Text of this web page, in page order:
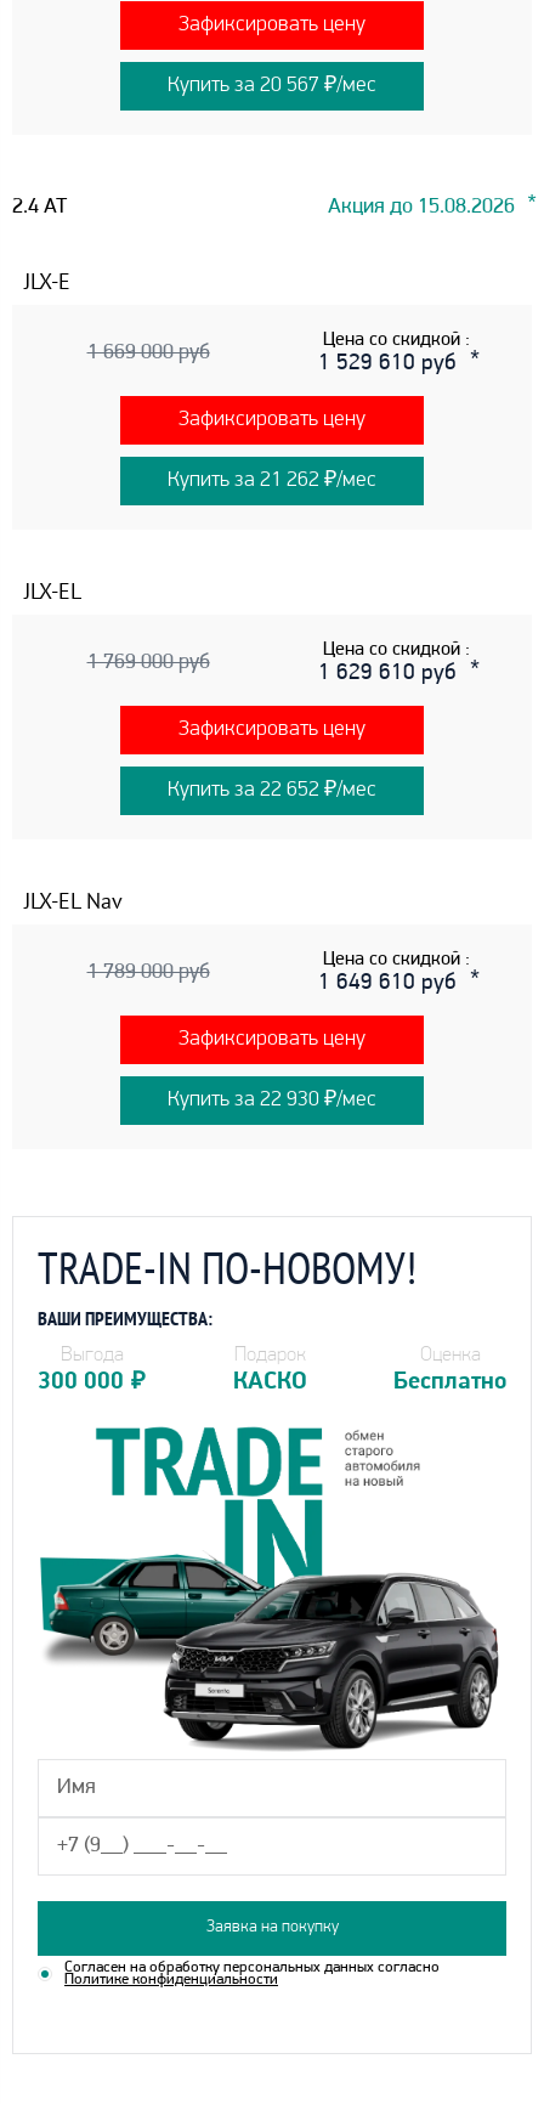
Зафиксировать цену
Купить за 20 567 ₽/мес
2.4 AT Акция до 15.08.2026
JLX-E
1 669 000 руб
Цена со скидкой :
1 529 610 руб
Зафиксировать цену
Купить за 21 262 ₽/мес
JLX-EL
1 769 000 руб
Цена со скидкой :
1 629 610 руб
Зафиксировать цену
Купить за 22 652 ₽/мес
JLX-EL Nav
1 789 000 руб
Цена со скидкой :
1 649 610 руб
Зафиксировать цену
Купить за 22 930 ₽/мес
TRADE-IN ПО-НОВОМУ!
ВАШИ ПРЕИМУЩЕСТВА:
Выгода
300 000 ₽
Подарок
КАСКО
Оценка
Бесплатно
Заявка на покупку
Согласен на обработку персональных данных согласно
Политике конфиденциальности